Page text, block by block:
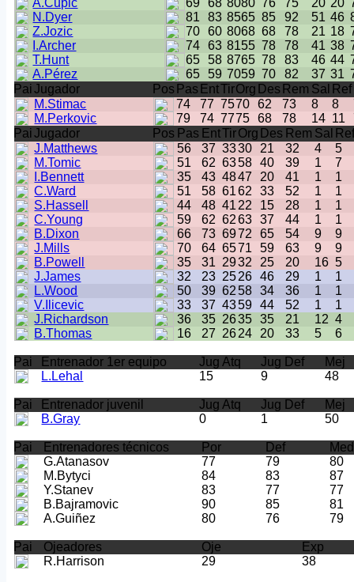
A.Cupic 69 68 8080 76 75 20 20
N.Dyer
81 83 8565 85 92 51 46
Z.Jozic
70 60 8068 68 78 21 18
I.Archer
74 63 8155 78 78 41 38
T.Hunt
65 58 8765 78 83 46 44
A.Pérez
65 59 7059 70 82 37 31
Pai Jugador Pos Pas EntTirOrg Des Rem Sal Ref
M.Stimac
74 77 7570 62 73 8 8
M.Perkovic
79 74 7775 68 78 14 11
Pai Jugador Pos Pas EntTirOrg Des Rem Sal
J.Matthews
56 37 3330 21 32 4
5
M.Tomic
51 62 6358 40 39 1
7
I.Bennett
35 43 4847 20 41 1
1
C.Ward
51 58 61 62 33 52 1
1
S.Hassell
44 48 41 22 15 28 1
1
C.Young
59 62 62 63 37 44 1
1
B.Dixon
66 73 6972 65 54 9
9
J.Mills
70 64 6571 59 63 9
9
B.Powell
35 31 2932 25 20 16 5
J.James
32 23 2526 46 29 1
1
L.Wood
50 39 62 58 34 36 1
1
V.Ilicevic
33 37 4359 44 52 1
1
J.Richardson
36 35 2635 35 21 12 4
B.Thomas
16 27 2624 20 33 5 6
Pai Entrenador 1er equipo Jug Atq Jug Def
Mej
L.Lehal
15 9 48
Pai Entrenador juvenil Jug Atq Jug Def
Mej
B.Gray
0 1 50
Pai Entrenadores técnicos Por Def
Med
G.Atanasov
77 79
80
M.Bytyci
84 83
87
Y.Stanev
83 77
77
B.Bajramovic
90 85
81
A.Guiñez
80 76 79
Pai Ojeadores Oje
Exp
R.Harrison
29 38